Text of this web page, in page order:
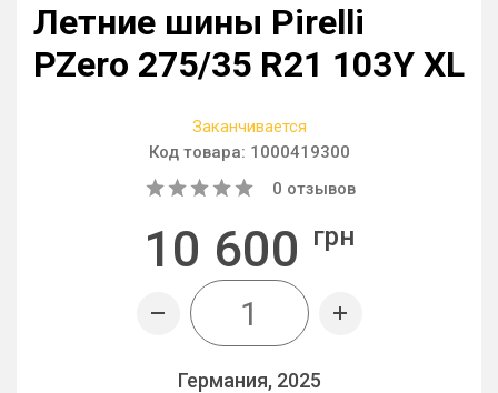
Летние шины Pirelli
PZero 275/35 R21 103Y XL
Заканчивается
Код товара: 1000419300
0 отзывов
10 600 грн
Германия, 2025